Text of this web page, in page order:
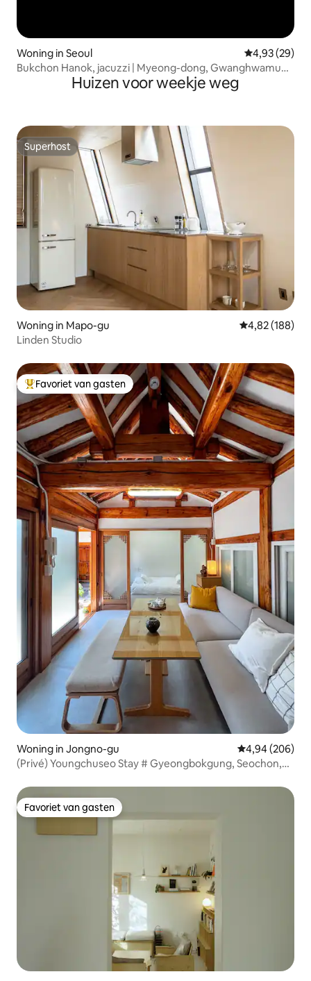
Woning in Seoul Gemiddelde
4,93 (29)
Bukchon Hanok, jacuzzi | Myeong-dong, Gwanghwamun,
Hanbok-wijk Gyeongbokgung, centrum van Seoul
Huizen voor weekje weg
Superhost
Superhost
Woning in Mapo-gu Gemiddelde
4,82 (188)
Linden Studio
Topfavoriet van gasten
Favoriet van gasten
Woning in Jongno-gu Gemiddelde
4,94 (206)
(Privé) Youngchuseo Stay # Gyeongbokgung, Seochon,
Favoriet van gasten
Favoriet van gasten